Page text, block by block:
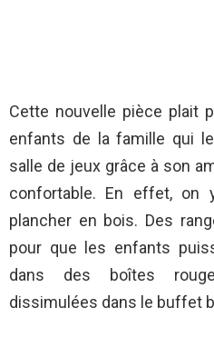
Cette nouvelle pièce plait
enfants de la famille qui
salle de jeux grâce à son
confortable. En effet,
plancher en bois. Des
pour que les enfants
dans des boîtes rouge-
dissimulées dans le buffet